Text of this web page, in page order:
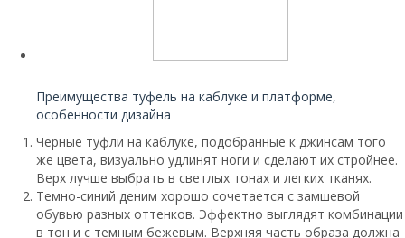
Преимущества туфель на каблуке и платформе,
особенности дизайна
Черные туфли на каблуке, подобранные к джинсам того
же цвета, визуально удлинят ноги и сделают их стройнее.
Верх лучше выбрать в светлых тонах и легких тканях.
Темно-синий деним хорошо сочетается с замшевой
обувью разных оттенков. Эффектно выглядят комбинации
в тон и с темным бежевым. Верхняя часть образа должна